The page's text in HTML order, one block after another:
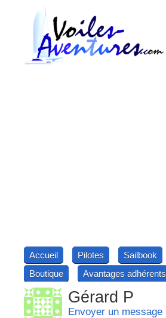
Accueil Pilotes Sailbook
Boutique
Avantages adhérents
Gérard P
Envoyer un message